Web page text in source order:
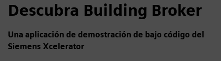
Descubra Building Broker
Una aplicación de demostración de bajo código del
Siemens Xcelerator